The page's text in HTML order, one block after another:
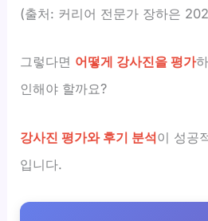
(출처: 커리어 전문가 장하은
그렇다면 어떻게 강사진을 평가
인해야 할까요?
강사진 평가와 후기 분석이 성공
입니다.